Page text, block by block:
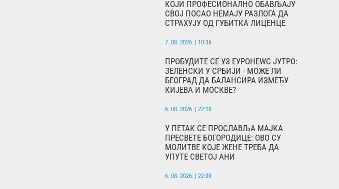
КОЈИ ПРОФЕСИОНАЛНО ОБАВЉАЈУ
СВОЈ ПОСАО НЕМАЈУ РАЗЛОГА ДА
СТРАХУЈУ ОД ГУБИТКА ЛИЦЕНЦЕ
7. 08. 2026. | 10:36
ПРОБУДИТЕ СЕ УЗ ЕУРОНЕWС ЈУТРО:
ЗЕЛЕНСКИ У СРБИЈИ - МОЖЕ ЛИ
БЕОГРАД ДА БАЛАНСИРА ИЗМЕЂУ
КИЈЕВА И МОСКВЕ?
6. 08. 2026. | 22:10
У ПЕТАК СЕ ПРОСЛАВЉА МАЈКА
ПРЕСВЕТЕ БОГОРОДИЦЕ: ОВО СУ
МОЛИТВЕ КОЈЕ ЖЕНЕ ТРЕБА ДА
УПУТЕ СВЕТОЈ АНИ
6. 08. 2026. | 22:00